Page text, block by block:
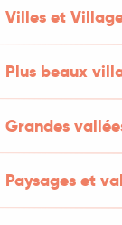
Villes et
Plus beaux
Grandes
Paysages et